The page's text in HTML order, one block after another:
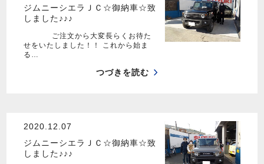
ジムニーシエラＪＣ☆御納車☆致
しました♪♪♪
ご注文から大変長らくお待た
せをいたしました！！ これから始ま
る…
つづきを読む
2020.12.07
ジムニーシエラＪＣ☆御納車☆致
しました♪♪♪